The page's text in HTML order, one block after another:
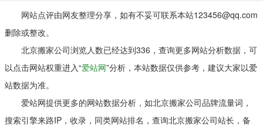
网站点评由网友整理分享，如有不妥可联系本站123456@qq.com
删除或整改。
北京搬家公司浏览人数已经达到336，查询更多网站分析数据，可
以点击网站权重进入“爱站网”分析，本站数据仅供参考，建议大家以爱
站数据为准。
爱站网提供更多的网站数据分析，如北京搬家公司品牌流量词，
搜索引擎来路IP，收录，同类网站排名，查询北京搬家公司站长，备